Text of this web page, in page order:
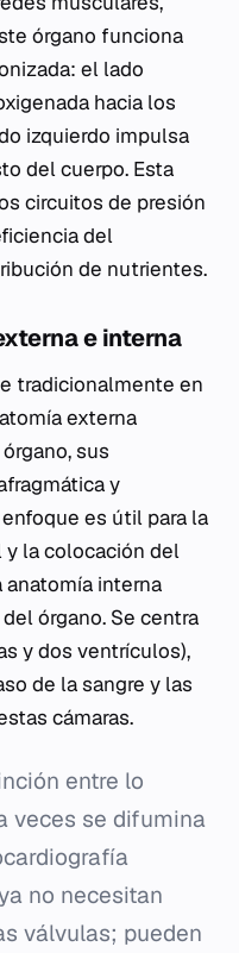
órgano funciona
el lado
hacia los
izquierdo impulsa
del cuerpo. Esta
circuitos de presión
del
de nutrientes.
e interna
tradicionalmente en
externa
sus
y
es útil para la
la colocación del
interna
órgano. Se centra
y dos ventrículos),
de la sangre y las
cámaras.
entre lo
veces se difumina
no necesitan
válvulas; pueden